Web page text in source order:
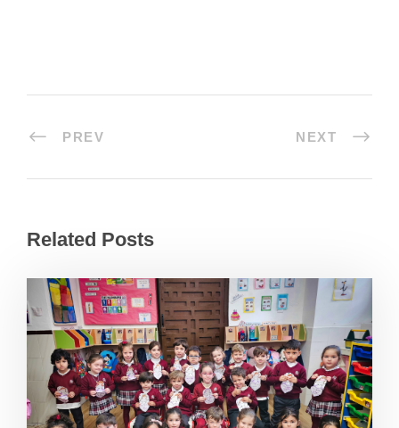
PREV NEXT
Related Posts